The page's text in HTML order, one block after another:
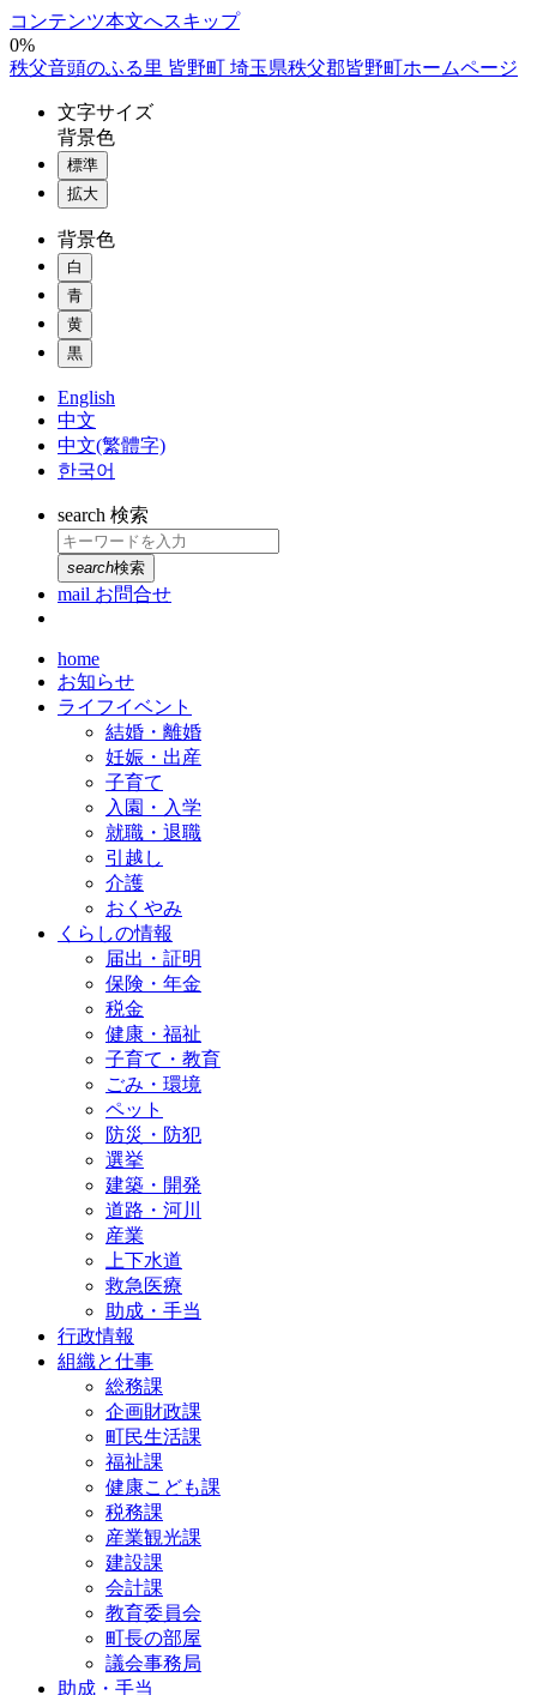
コンテンツ本文へスキップ
0%
秩父音頭のふる里 皆野町 埼玉県秩父郡皆野町ホームページ
文字サイズ
背景色
標準
拡大
背景色
白
青
黄
黒
English
中文
中文(繁體字)
한국어
search 検索
search検索
mail お問合せ
home
お知らせ
ライフイベント
結婚・離婚
妊娠・出産
子育て
入園・入学
就職・退職
引越し
介護
おくやみ
くらしの情報
届出・証明
保険・年金
税金
健康・福祉
子育て・教育
ごみ・環境
ペット
防災・防犯
選挙
建築・開発
道路・河川
産業
上下水道
救急医療
助成・手当
行政情報
組織と仕事
総務課
企画財政課
町民生活課
福祉課
健康こども課
税務課
産業観光課
建設課
会計課
教育委員会
町長の部屋
議会事務局
助成・手当